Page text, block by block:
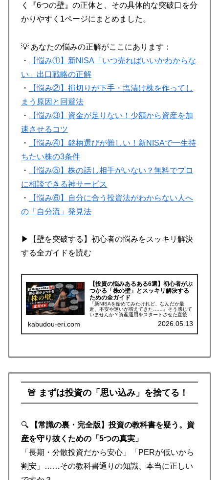
く『6つの壁』の正体と、その具体的な突破口を分
かりやすく1ページにまとめました。
💡 あなたの悩みの正解がここにあります：
・
【悩み①】新NISA「いつ売ればいいかわからな
い」出口戦略の正解
・
【悩み②】損切りが下手・塩漬け株を作ってし
まう原因と回避法
・
【悩み③】資金が足りない！少額から資産を加
速させるコツ
・
【悩み④】銘柄選びが難しい！新NISAで一生持
ちたい株の3条件
・
【悩み⑤】株の話し相手がいない？無料でプロ
に相談できる神サービス
・
【悩み⑥】自分に合う投資法がわからない人へ
の「自分流」発見法
▶【壁を突破する】初心者の悩みをスッキリ解決
する全ガイドを読む
【投資の悩みあるある6選】初心者がぶ
つかる「株の壁」とスッキリ解決する
ための全ガイド
「新NISAを始めてみたけれど、なんだか最
近、不安や迷いが増えてきた……」そう感じて
いませんか？資産運用をスタートさせた直後
し、実際に自分のお金を動かし始めると、
kabudou-eri.com 2026.05.13
🚨 まずは投資の「思い込み」を捨てる！
🔍
【常識の裏・完全版】投資の教科書を疑う。資
産を守り抜くための「5つの真実」
「長期・分散投資だから安心」「PERが低いから
割安」……その教科書通りの知識、本当に正しい